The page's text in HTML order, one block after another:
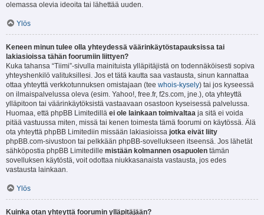
olemassa olevia ideoita tai lähettää uuden.
Ylös
Keneen minun tulee olla yhteydessä väärinkäytöstapauksissa tai
lakiasioissa tähän foorumiin liittyen?
Kuka tahansa “Tiimi”-sivulla mainituista ylläpitäjistä on todennäköisesti sopiva
yhteyshenkilö valituksillesi. Jos et tätä kautta saa vastausta, sinun kannattaa
ottaa yhteyttä verkkotunnuksen omistajaan (tee whois-kysely) tai jos kyseessä
on ilmaispalvelussa oleva (esim. Yahoo!, free.fr, f2s.com, jne.), ota yhteyttä
ylläpitoon tai väärinkäytöksistä vastaavaan osastoon kyseisessä palvelussa.
Huomaa, että phpBB Limitedillä ei ole lainkaan toimivaltaa ja sitä ei voida
pitää vastuussa miten, missä tai kenen toimesta tämä foorumi on käytössä. Älä
ota yhteyttä phpBB Limitediin missään lakiasioissa jotka eivät liity
phpBB.com-sivustoon tai pelkkään phpBB-sovellukseen itseensä. Jos lähetät
sähköpostia phpBB Limitedille mistään kolmannen osapuolen tämän
sovelluksen käytöstä, voit odottaa niukkasanaista vastausta, jos edes
vastausta lainkaan.
Ylös
Kuinka otan yhteyttä foorumin ylläpitäjään?